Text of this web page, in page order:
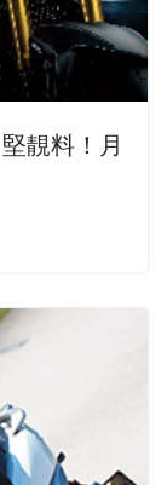
靚料！月